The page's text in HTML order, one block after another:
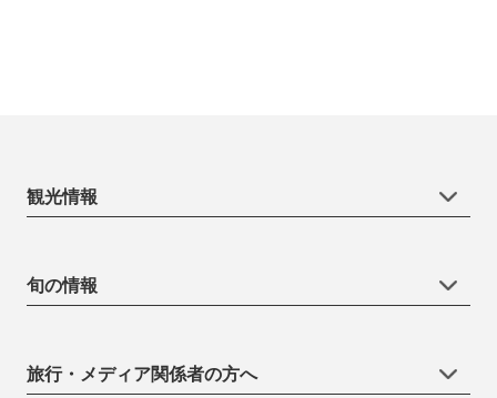
観光情報
旬の情報
旅行・メディア関係者の方へ